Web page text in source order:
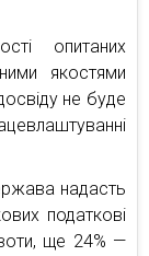
опитаних
якостями
не буде
надасть
податкові
ще 24% —